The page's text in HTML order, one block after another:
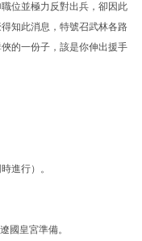
位並極力反對出兵，卻因此
知此消息，特號召武林各路
的一份子，該是你伸出援手
進行）。
國皇宮準備。